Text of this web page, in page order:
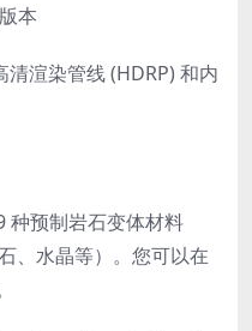
本
渲染管线 (HDRP) 和内
种预制岩石变体材料
、水晶等）。您可以在